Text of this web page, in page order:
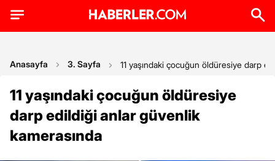
Anasayfa 3. Sayfa 11 yaşındaki çocuğun öldüresiye darp
11 yaşındaki çocuğun öldüresiye
darp edildiği anlar güvenlik
kamerasında